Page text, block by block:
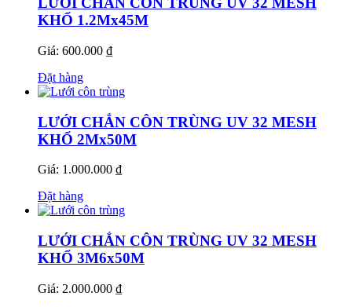
KHỔ 1.2Mx45M
Giá: 600.000 ₫
Đặt hàng
LƯỚI CHẮN CÔN TRÙNG UV 32 MESH
KHỔ 2Mx50M
Giá: 1.000.000 ₫
Đặt hàng
LƯỚI CHẮN CÔN TRÙNG UV 32 MESH
KHỔ 3M6x50M
Giá: 2.000.000 ₫